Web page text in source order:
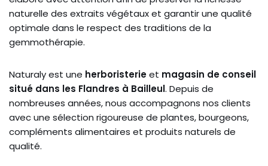
naturelle des extraits végétaux et garantir une qualité
optimale dans le respect des traditions de la
gemmothérapie.
Naturaly est une herboristerieet magasin de conseil
situé dans les Flandres à Bailleul. Depuis de
nombreuses années, nous accompagnons nos clients
avec une sélection rigoureuse de plantes, bourgeons,
compléments alimentaires et produits naturels de
qualité.